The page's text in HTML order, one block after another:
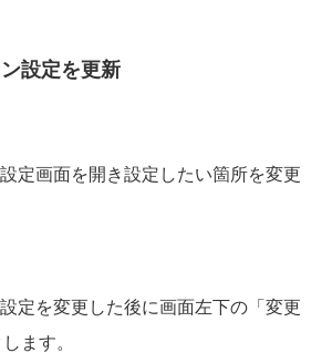
設定を更新
定画面を開き設定したい箇所を変更
定を変更した後に画面左下の「変更
ます。